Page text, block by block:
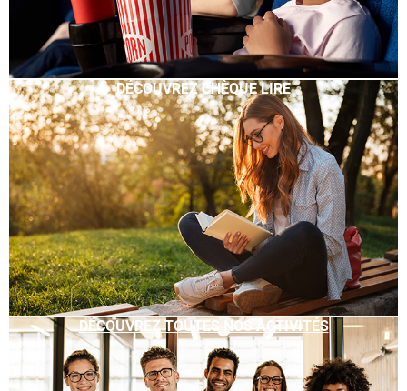
DÉCOUVREZ CHÈQUE LIRE
DÉCOUVREZ TOUTES NOS ACTIVITÉS